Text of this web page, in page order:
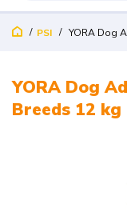
PSI YORA Dog
YORA Dog
Breeds 12 kg